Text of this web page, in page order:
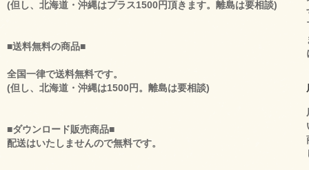
(但し、北海道・沖縄はプラス1500円頂きます。離島は要相談)
■送料無料の商品■
全国一律で送料無料です。
(但し、北海道・沖縄は1500円。離島は要相談)
■ダウンロード販売商品■
配送はいたしませんので無料です。